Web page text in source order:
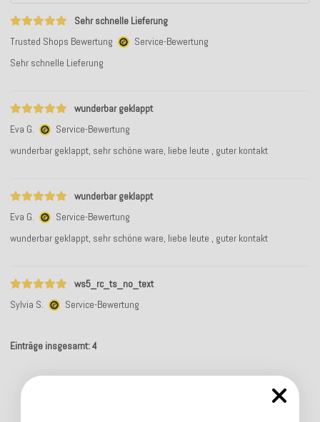
Sehr schnelle Lieferung
Trusted Shops Bewertung
Service-Bewertung
Sehr schnelle Lieferung
wunderbar geklappt
Eva G.
Service-Bewertung
wunderbar geklappt, sehr schöne ware, liebe leute , guter kontakt
wunderbar geklappt
Eva G.
Service-Bewertung
wunderbar geklappt, sehr schöne ware, liebe leute , guter kontakt
ws5_rc_ts_no_text
Sylvia S.
Service-Bewertung
Einträge insgesamt: 4